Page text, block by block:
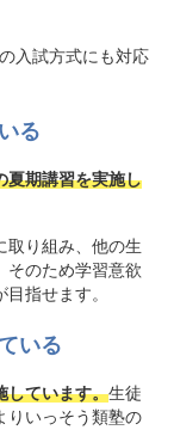
入試方式にも対応
る
夏期講習を実施し
取り組み、他の生
そのため学習意欲
指せます。
いる
しています。生徒
りいっそう類塾の